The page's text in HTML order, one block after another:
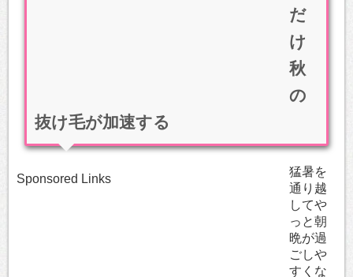
だ
け
秋
の
抜け毛が加速する
Sponsored Links
猛暑を
通り越
してや
っと朝
晩が過
ごしや
すくな